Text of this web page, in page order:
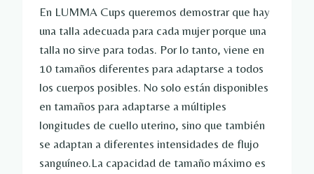
En LUMMA Cups queremos demostrar que hay
una talla adecuada para cada mujer porque una
talla no sirve para todas. Por lo tanto, viene en
10 tamaños diferentes para adaptarse a todos
los cuerpos posibles. No solo están disponibles
en tamaños para adaptarse a múltiples
longitudes de cuello uterino, sino que también
se adaptan a diferentes intensidades de flujo
sanguíneo.La capacidad de tamaño máximo es